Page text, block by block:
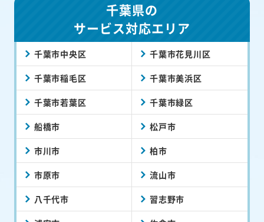
千葉県の
サービス対応エリア
千葉市中央区 千葉市花見川区
千葉市稲毛区 千葉市美浜区
千葉市若葉区 千葉市緑区
船橋市 松戸市
市川市 柏市
市原市 流山市
八千代市 習志野市